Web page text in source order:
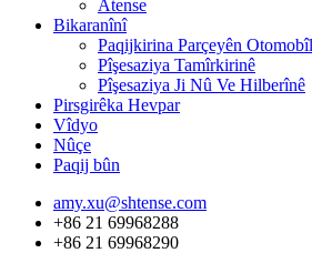
Atense
Bikaranînî
Paqijkirina Parçeyên
Pîşesaziya Tamîrkirinê
Pîşesaziya Ji Nû Ve Hilberînê
Pirsgirêka Hevpar
Vîdyo
Nûçe
Paqij bûn
amy.xu@shtense.com
+86 21 69968288
+86 21 69968290